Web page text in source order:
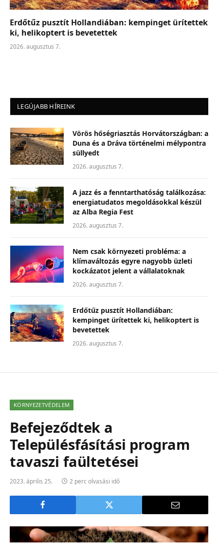
Erdőtűz pusztít Hollandiában: kempinget ürítettek
ki, helikoptert is bevetettek
2026. augusztus 7.
LEGÚJABB HÍREINK
Vörös hőségriasztás Horvátországban: a
Duna és a Dráva történelmi mélypontra
süllyedt
2026. augusztus 7.
A jazz és a fenntarthatóság találkozása:
energiatudatos megoldásokkal készül
az Alba Regia Fest
2026. augusztus 7.
Nem csak környezeti probléma: a
klímaváltozás egyre nagyobb üzleti
kockázatot jelent a vállalatoknak
2026. augusztus 7.
Erdőtűz pusztít Hollandiában:
kempinget ürítettek ki, helikoptert is
bevetettek
2026. augusztus 7.
KÖRNYEZETVÉDELEM
Befejeződtek a
Településfásítási program
tavaszi faültetései
2023. április 25. 2 perc olvasási idő